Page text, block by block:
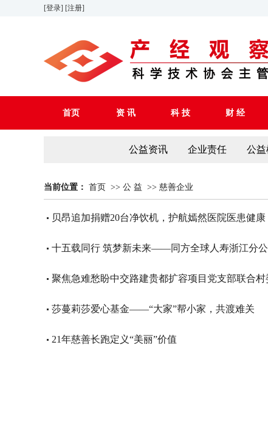
[登录] [注册]
首页 资 讯 科 技 财 经
公益资讯 企业责任 公益
当前位置： 首页 >> 公 益 >> 慈善企业
贝昂追加捐赠20台净饮机，护航嫣然医院医患健康
十五载同行 筑梦新未来——同方全球人寿浙江分公
聚焦急难愁盼中交路建贵都扩容项目党支部联合村
莎蔓莉莎爱心基金——“大家”帮小家，共渡难关
21年慈善长跑定义“美丽”价值